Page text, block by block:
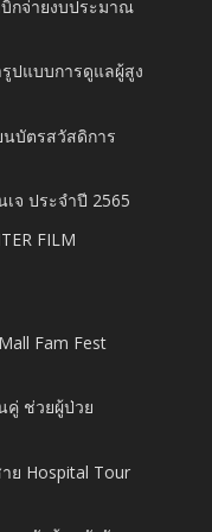
กจ่ายงบประมาณ
ปแบบการดูแลผู้สูง
นบัตรสวัสดิการ
จ ประจำปี 2565
FILM
Fam Fest
คู่ ช่วยผู้ป่วย
ย Hospital Tour